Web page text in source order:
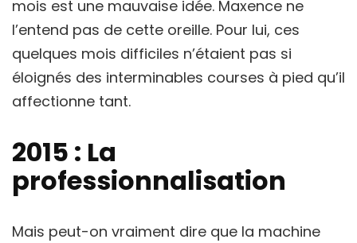
mois est une mauvaise idée. Maxence ne
l’entend pas de cette oreille. Pour lui, ces
quelques mois difficiles n’étaient pas si
éloignés des interminables courses à pied qu’il
affectionne tant.
2015 : La
professionnalisation
Mais peut-on vraiment dire que la machine